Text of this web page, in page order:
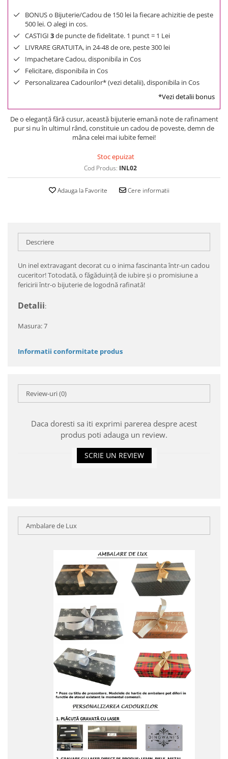
BONUS o Bijuterie/Cadou de 150 lei la fiecare achizitie de peste
500 lei. O alegi in cos.
CASTIGI 3de puncte de fidelitate. 1 punct = 1 Lei
LIVRARE GRATUITA, in 24-48 de ore, peste 300 lei
Impachetare Cadou, disponibila in Cos
Felicitare, disponibila in Cos
Personalizarea Cadourilor* (vezi detalii), disponibila in Cos
*Vezi detalii bonus
De o eleganţă fără cusur, această bijuterie emană note de rafinament
pur si nu în ultimul rând, constituie un cadou de poveste, demn de
mâna celei mai iubite femei!
Stoc epuizat
Cod Produs: INL02
Adauga la Favorite Cere informatii
Descriere
Un inel extravagant decorat cu o inima fascinanta într-un cadou
cuceritor! Totodată, o făgăduinţă de iubire şi o promisiune a
fericirii într-o bijuterie de logodnă rafinată!
Detalii:
Masura: 7
Informatii conformitate produs
Review-uri(0)
Daca doresti sa iti exprimi parerea despre acest
produs poti adauga un review.
SCRIE UN REVIEW
Ambalare de Lux